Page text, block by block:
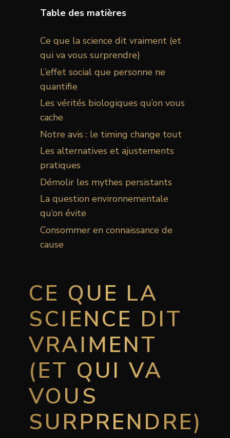
Table des matières
Ce que la science dit vraiment (et
qui va vous surprendre)
L’effet social que personne ne
quantifie
Les vérités biologiques qu’on vous
cache
Notre avis : le timing change tout
Les alternatives et ajustements
pratiques
Démolir les mythes persistants
La question environnementale
qu’on évite
Consommer en connaissance de
cause
CE QUE LA
SCIENCE DIT
VRAIMENT
(ET QUI VA
VOUS
SURPRENDRE)